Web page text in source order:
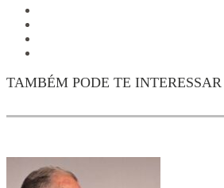
TAMBÉM PODE TE INTERESSAR